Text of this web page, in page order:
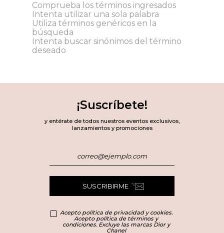
Comprueba los términos ingresados
Intenta utilizar una sola palabra
Utiliza términos genéricos en la
búsqueda
Intenta buscar sinónimos del término
deseado
¡Suscríbete!
y entérate de todos nuestros eventos exclusivos,
lanzamientos y promociones
SUSCRIBIRME
Acepto política de privacidad y cookies.
Acepto política de términos y
condiciones. Excluye las marcas Dior y
Chanel